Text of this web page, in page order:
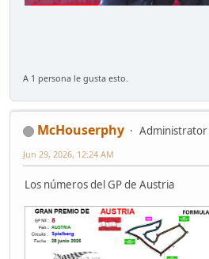
A 1 persona le gusta esto.
McHouserphy
Administrator
Jun 29, 2026, 12:24 AM
Los números del GP de Austria